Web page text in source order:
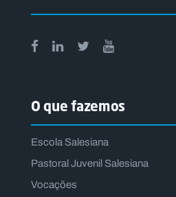
O que fazemos
Escola Salesiana
Pastoral Juvenil Salesiana
Vocações